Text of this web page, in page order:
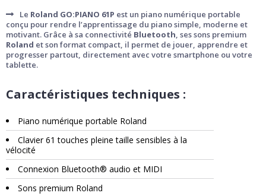
Le Roland GO:PIANO 61P est un piano numérique portable
conçu pour rendre l’apprentissage du piano simple, moderne et
motivant. Grâce à sa connectivité Bluetooth, ses sons premium
Roland et son format compact, il permet de jouer, apprendre et
progresser partout, directement avec votre smartphone ou votre
tablette.
Caractéristiques techniques :
Piano numérique portable Roland
Clavier 61 touches pleine taille sensibles à la
vélocité
Connexion Bluetooth® audio et MIDI
Sons premium Roland